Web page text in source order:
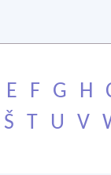
E F G H
Š
T U V